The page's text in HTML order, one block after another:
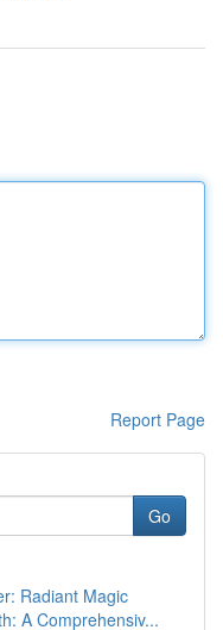
Report Page
Go
Radiant Magic
A Comprehensiv...